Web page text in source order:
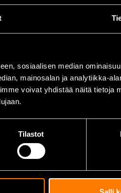
sosiaalisen median
mainosalan ja analytiikka-
voivat yhdistää näitä tietoja
Tilastot